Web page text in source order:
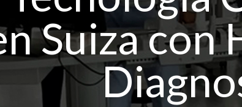
Suiza con